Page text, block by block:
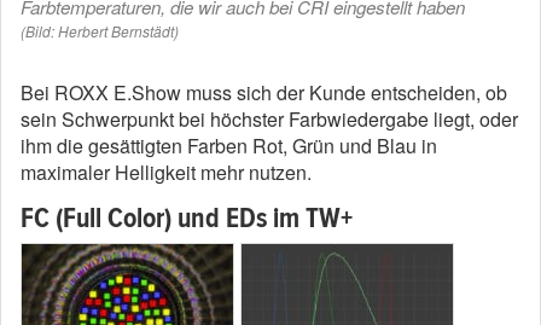
Farbtemperaturen, die wir auch bei CRI eingestellt haben
(Bild: Herbert Bernstädt)
Bei ROXX E.Show muss sich der Kunde entscheiden, ob
sein Schwerpunkt bei höchster Farbwiedergabe liegt, oder
ihm die gesättigten Farben Rot, Grün und Blau in
maximaler Helligkeit mehr nutzen.
FC (Full Color) und EDs im TW+